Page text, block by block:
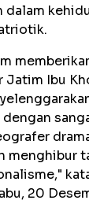
dalam
Jatim Ibu
menghibur
20